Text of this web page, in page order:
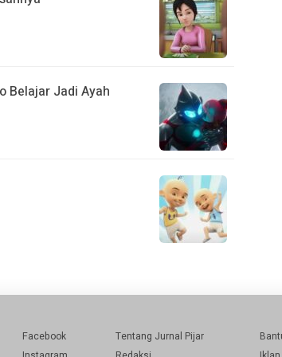
Belajar Jadi Ayah
Facebook
Tentang Jurnal Pijar